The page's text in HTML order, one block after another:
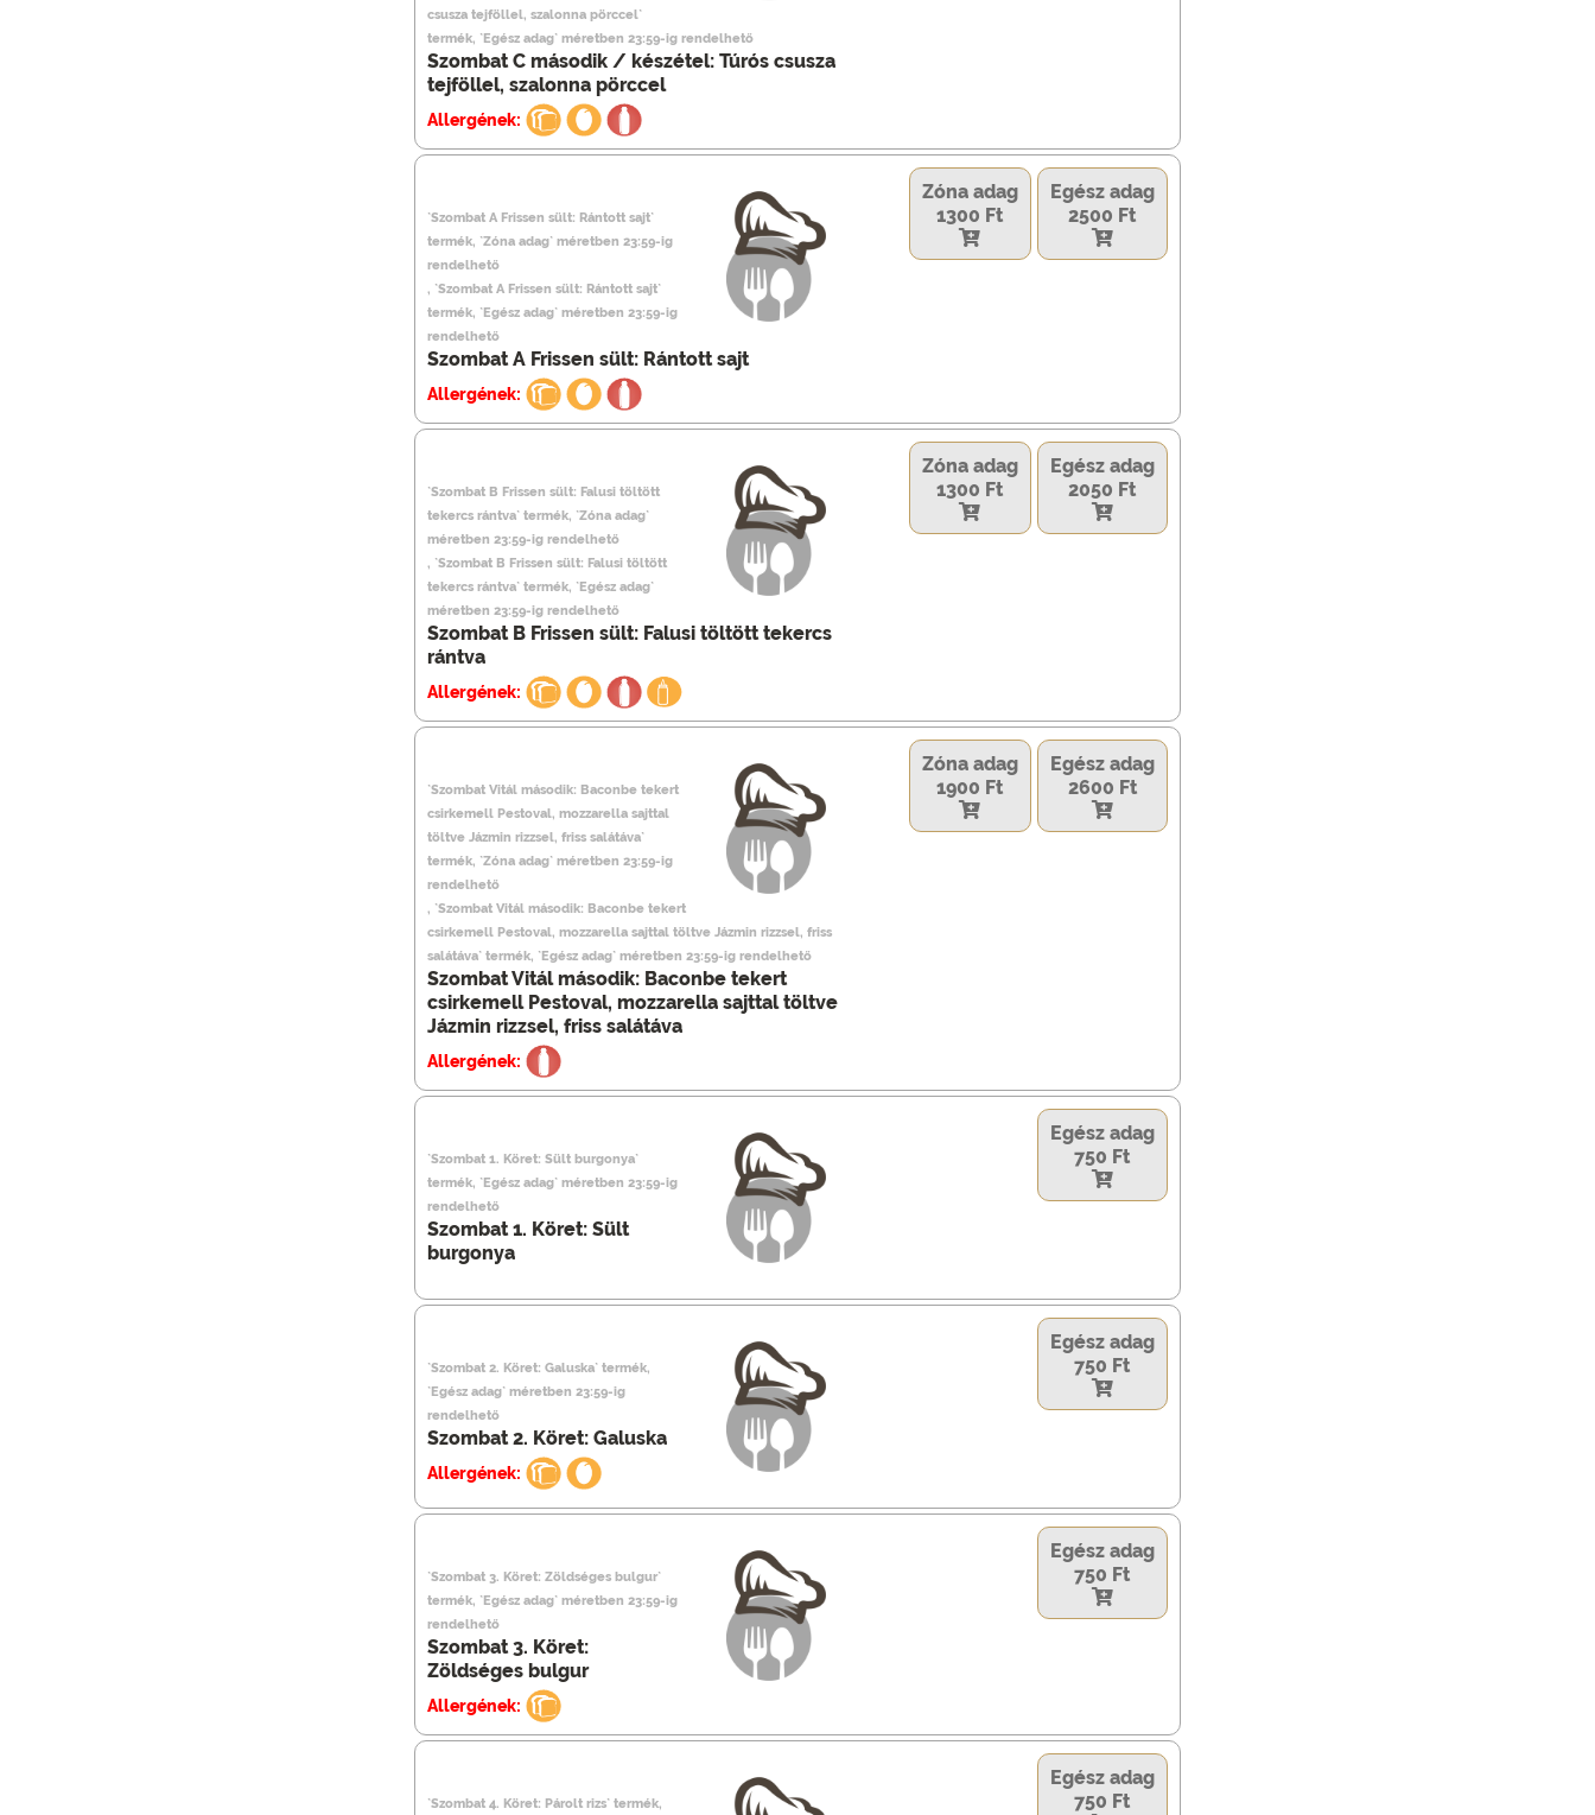
csusza tejföllel, szalonna pörccel`
termék, `Egész adag` méretben 23:59-ig rendelhető
Szombat C második / készétel: Túrós csusza
tejföllel, szalonna pörccel
Allergének:
`Szombat A Frissen sült: Rántott sajt`
termék, `Zóna adag` méretben 23:59-ig
rendelhető
, `Szombat A Frissen sült: Rántott sajt`
termék, `Egész adag` méretben 23:59-ig
rendelhető
Szombat A Frissen sült: Rántott sajt
Allergének:
Zóna adag
1300 Ft
Egész adag
2500 Ft
`Szombat B Frissen sült: Falusi töltött
tekercs rántva` termék, `Zóna adag`
méretben 23:59-ig rendelhető
, `Szombat B Frissen sült: Falusi töltött
tekercs rántva` termék, `Egész adag`
méretben 23:59-ig rendelhető
Szombat B Frissen sült: Falusi töltött tekercs
rántva
Allergének:
Zóna adag
1300 Ft
Egész adag
2050 Ft
`Szombat Vitál második: Baconbe tekert
csirkemell Pestoval, mozzarella sajttal
töltve Jázmin rizzsel, friss salátáva`
termék, `Zóna adag` méretben 23:59-ig
rendelhető
, `Szombat Vitál második: Baconbe tekert
csirkemell Pestoval, mozzarella sajttal töltve Jázmin rizzsel, friss
salátáva` termék, `Egész adag` méretben 23:59-ig rendelhető
Szombat Vitál második: Baconbe tekert
csirkemell Pestoval, mozzarella sajttal töltve
Jázmin rizzsel, friss salátáva
Allergének:
Zóna adag
1900 Ft
Egész adag
2600 Ft
`Szombat 1. Köret: Sült burgonya`
termék, `Egész adag` méretben 23:59-ig
rendelhető
Szombat 1. Köret: Sült
burgonya
Egész adag
750 Ft
`Szombat 2. Köret: Galuska` termék,
`Egész adag` méretben 23:59-ig
rendelhető
Szombat 2. Köret: Galuska
Allergének:
Egész adag
750 Ft
`Szombat 3. Köret: Zöldséges bulgur`
termék, `Egész adag` méretben 23:59-ig
rendelhető
Szombat 3. Köret:
Zöldséges bulgur
Allergének:
Egész adag
750 Ft
`Szombat 4. Köret: Párolt rizs` termék,
Egész adag
750 Ft